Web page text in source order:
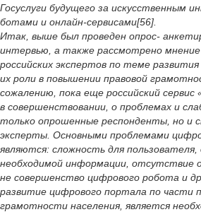
Госуслуги будущего за искусственным
ботами и онлайн-сервисами[56].
Итак, выше был проведен опрос-
интервью, а также рассмотрено
российских экспертов по теме
их роли в повышении правовой
сожалению, пока еще российский сервис
в совершенствовании, о проблемах и
только опрошенные респонденты, но и
эксперты. Основными проблемами
являются: сложность для пользователя,
необходимой информации, отсутствие
не совершенство цифрового робота и
развитие цифрового портала по части
грамотности населения, является